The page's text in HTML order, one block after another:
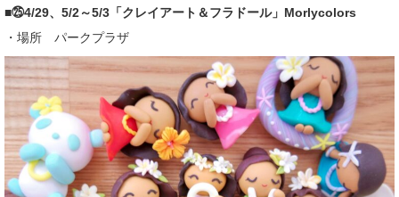
■㉕4/29、5/2～5/3「クレイアート＆フラドール」Morlycolors
・場所 パークプラザ